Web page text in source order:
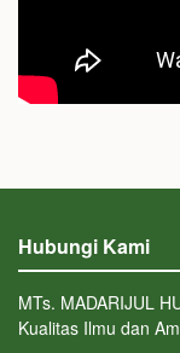
Hubungi Kami
MTs. MADARIJUL
Kualitas Ilmu dan